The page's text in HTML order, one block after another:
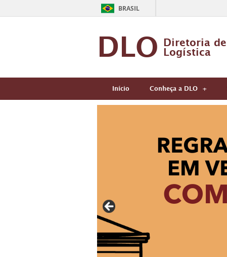
BRASIL
DLO Diretoria de
Logística
Início Conheça a DLO